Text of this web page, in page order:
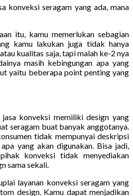
konveksi seragam yang ada, mana
itu, kamu memerlukan sebagian
kamu lakukan juga tidak hanya
kualitas saja, tapi malah ke-2 nya
masih kebingungan apa yang
yaitu beberapa point penting yang
konveksi memiliki design yang
seragam buat banyak anggotanya.
tidak mempunyai deskripsi
yang akan digunakan. Bisa jadi,
konveksi tidak menyediakan
sama sekali.
layanan konveksi seragam yang
design. Kamu dapat menjadikan